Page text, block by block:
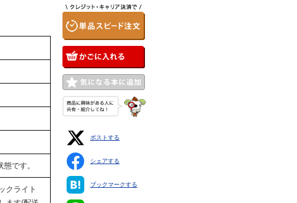
です。
クライト
ポストする
シェアする
ブックマークする